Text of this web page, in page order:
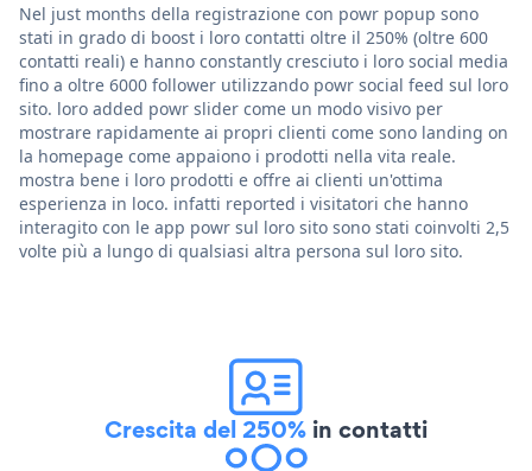
Nel just months della registrazione con powr popup sono
stati in grado di boost i loro contatti oltre il 250% (oltre 600
contatti reali) e hanno constantly cresciuto i loro social media
fino a oltre 6000 follower utilizzando powr social feed sul loro
sito. loro added powr slider come un modo visivo per
mostrare rapidamente ai propri clienti come sono landing on
la homepage come appaiono i prodotti nella vita reale.
mostra bene i loro prodotti e offre ai clienti un'ottima
esperienza in loco. infatti reported i visitatori che hanno
interagito con le app powr sul loro sito sono stati coinvolti 2,5
volte più a lungo di qualsiasi altra persona sul loro sito.
Crescita del 250% in contatti